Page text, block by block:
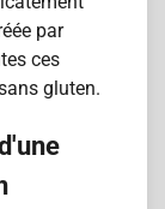
par
ces
gluten.